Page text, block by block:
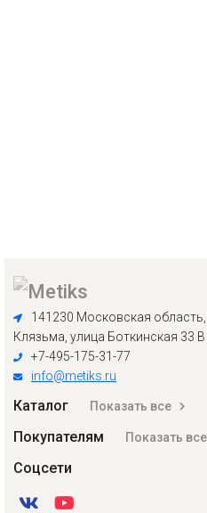
141230 Московская
Клязьма, улица Боткинская 33 В
+7-495-175-31-77
info@metiks.ru
Каталог Показать все
Покупателям Показать все
Соцсети